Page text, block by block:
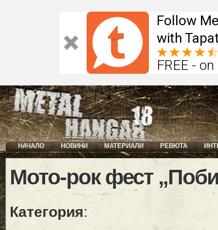
Follow
with
FREE -
НАЧАЛО НОВИНИ МАТЕРИАЛИ РЕВЮТА
Мото-рок фест
Категория: